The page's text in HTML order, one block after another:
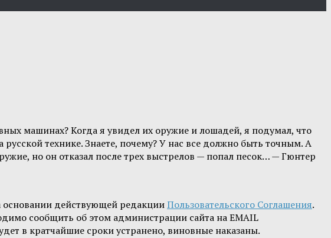
машинах? Когда я увидел их оружие и лошадей, я подумал, что
технике. Знаете, почему? У нас все должно быть точным. А
но он отказал после трех выстрелов — попал песок… — Гюнтер
основании действующей редакцииПользовательского Соглашения.
сообщить об этом администрации сайта на EMAIL
в кратчайшие сроки устранено, виновные наказаны.